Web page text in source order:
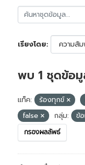
เรียงโดย
พบ 1 ชุดข้อ
แท็ค: ร้องทุกข์
false
กลุ่ม: ข้
กรองผลลัพธ์